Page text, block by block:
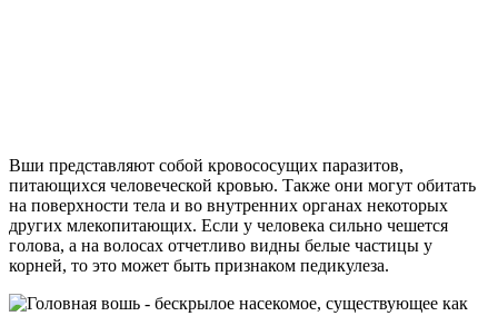
Вши представляют собой кровососущих паразитов,
питающихся человеческой кровью. Также они могут обитать
на поверхности тела и во внутренних органах некоторых
других млекопитающих. Если у человека сильно чешется
голова, а на волосах отчетливо видны белые частицы у
корней, то это может быть признаком педикулеза.